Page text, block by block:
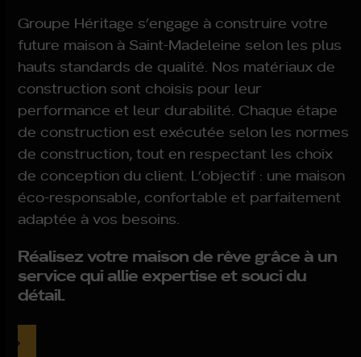
Groupe Héritage s’engage à construire votre
future maison à Saint-Madeleine selon les plus
hauts standards de qualité. Nos matériaux de
construction sont choisis pour leur
performance et leur durabilité. Chaque étape
de construction est exécutée selon les normes
de construction, tout en respectant les choix
de conception du client. L’objectif : une maison
éco-responsable, confortable et parfaitement
adaptée à vos besoins.
Réalisez votre maison de rêve grâce à un
service qui allie expertise et souci du
détail.